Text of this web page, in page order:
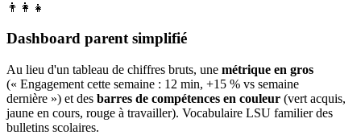
👨‍👩‍👧
Dashboard parent simplifié
Au lieu d'un tableau de chiffres bruts, une métrique en gros
(« Engagement cette semaine : 12 min, +15 % vs semaine
dernière ») et des barres de compétences en couleur (vert acquis,
jaune en cours, rouge à travailler). Vocabulaire LSU familier des
bulletins scolaires.